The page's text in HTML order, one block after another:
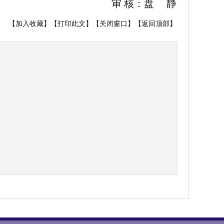
：盘 静
【 加入收藏】【打印此文 】【 关闭窗口 】【返回顶部】